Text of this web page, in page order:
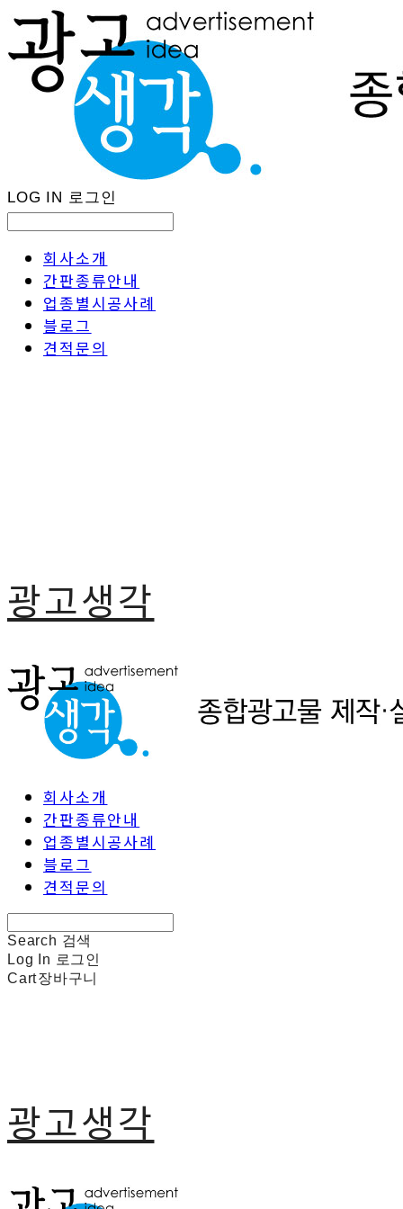
LOG IN 로그인
회사소개
간판종류안내
업종별시공사례
블로그
견적문의
광고생각
회사소개
간판종류안내
업종별시공사례
블로그
견적문의
Search 검색
Log In 로그인
Cart장바구니
광고생각